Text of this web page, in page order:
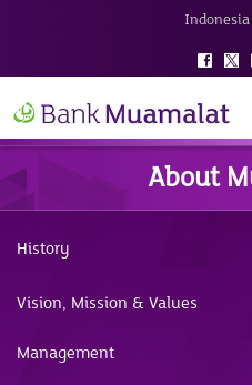
Indonesia
About
History
Vision, Mission & Values
Management